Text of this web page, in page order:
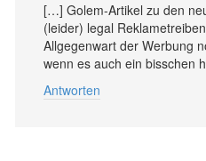
[…] Golem-Artikel zu den
(leider) legal
Allgegenwart der Werbung
wenn es auch ein bisschen
Antworten